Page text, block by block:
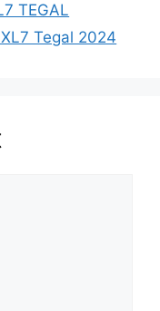
TEGAL
Tegal 2024